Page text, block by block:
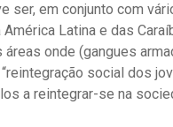
ser, em conjunto com
Latina e das
onde (gangues
social dos
a reintegrar-se na